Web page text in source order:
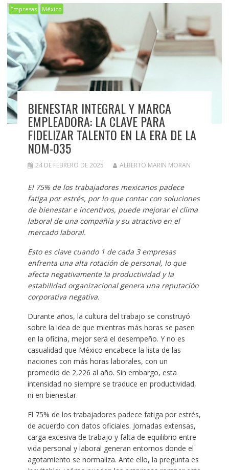
Empresas México
BIENESTAR INTEGRAL Y MARCA
EMPLEADORA: LA CLAVE PARA
FIDELIZAR TALENTO EN LA ERA DE LA
NOM-035
24 DE FEBRERO DE 2025 ALBERTO MARIN MORAN
El 75% de los trabajadores mexicanos padece
fatiga por estrés, por lo que contar con soluciones
de bienestar e incentivos, puede mejorar el clima
laboral de una compañía y su atractivo en el
mercado laboral.
Esto es clave cuando 1 de cada 3 empresas
enfrenta una alta rotación de personal, lo que
afecta negativamente la productividad y la
estabilidad organizacional genera una reputación
corporativa negativa.
Durante años, la cultura del trabajo se construyó
sobre la idea de que mientras más horas se pasen
en la oficina, mejor será el desempeño. Y no es
casualidad que México encabece la lista de las
naciones con más horas laborales, con un
promedio de 2,226 al año. Sin embargo, esta
intensidad no siempre se traduce en productividad,
ni en bienestar.
El 75% de los trabajadores padece fatiga por estrés,
de acuerdo con datos oficiales. Jornadas extensas,
carga excesiva de trabajo y falta de equilibrio entre
vida personal y laboral generan entornos donde el
agotamiento se normaliza. Ante ello, la pregunta es